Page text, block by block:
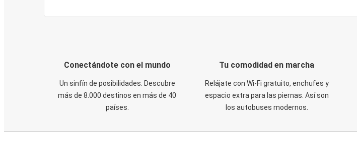
Conectándote con el mundo
Un sinfín de posibilidades. Descubre
más de 8.000 destinos en más de 40
países.
Tu comodidad en marcha
Relájate con Wi-Fi gratuito, enchufes y
espacio extra para las piernas. Así son
los autobuses modernos.